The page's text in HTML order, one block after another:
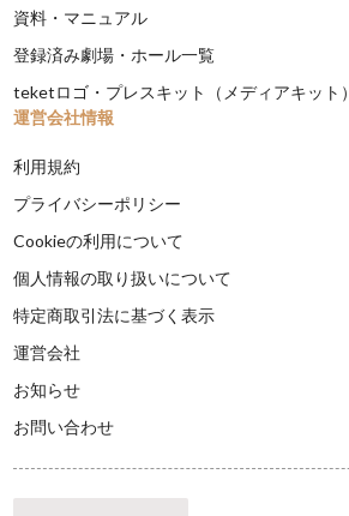
資料・マニュアル
登録済み劇場・ホール一覧
teketロゴ・プレスキット（メディアキット）
運営会社情報
利用規約
プライバシーポリシー
Cookieの利用について
個人情報の取り扱いについて
特定商取引法に基づく表示
運営会社
お知らせ
お問い合わせ